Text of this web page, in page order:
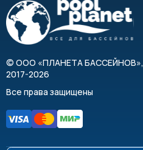
© ООО «ПЛАНЕТА БАССЕЙНОВ»,
2017-2026
Все права защищены